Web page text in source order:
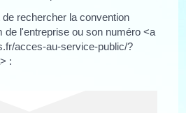
rechercher la convention
de l'entreprise ou son numéro <a
acces-au-service-public/?
: